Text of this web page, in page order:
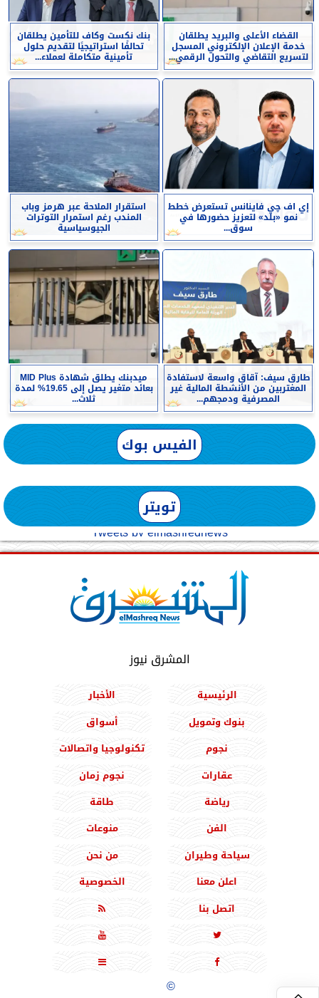
القضاء الأعلى والبريد يطلقان
خدمة الإعلان الإلكتروني المسجل
لتسريع التقاضي والتحول الرقمي...
بنك نكست وكاف للتأمين يطلقان
تحالفًا استراتيجيًا لتقديم حلول
تأمينية متكاملة لعملاء...
إي اف چي فاينانس تستعرض خطط
نمو «بلد» لتعزيز حضورها في
سوق...
استقرار الملاحة عبر هرمز وباب
المندب رغم استمرار التوترات
الجيوسياسية
طارق سيف: آقاق واسعة لاستفادة
المغتربين من الأنشطة المالية غير
المصرفية ودمجهم...
ميدبنك يطلق شهادة MID Plus
بعائد متغير يصل إلى 19.65% لمدة
ثلاث...
الفيس بوك
تويتر
Tweets by elmashreqnews
المشرق نيوز
الرئيسية
الأخبار
بنوك وتمويل
أسواق
نجوم
تكنولوجيا واتصالات
عقارات
نجوم زمان
رياضة
طاقة
الفن
منوعات
سياحة وطيران
من نحن
اعلن معنا
الخصوصية
اتصل بنا





جميع الحقوق محفوظة©